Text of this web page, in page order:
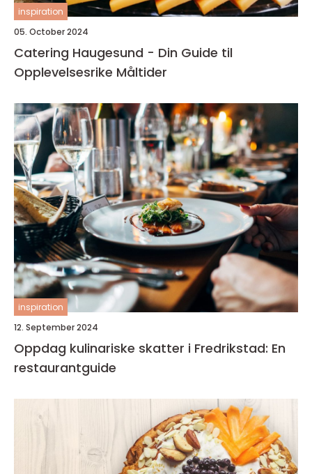
inspiration
05. October 2024
Catering Haugesund - Din Guide til
Opplevelsesrike Måltider
inspiration
12. September 2024
Oppdag kulinariske skatter i Fredrikstad: En
restaurantguide